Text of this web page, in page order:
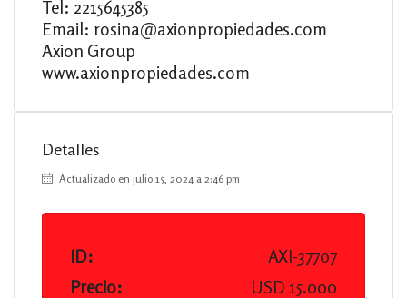
Tel: 2215645385
Email: rosina@axionpropiedades.com
Axion Group
www.axionpropiedades.com
Detalles
Actualizado en julio 15, 2024 a 2:46 pm
ID:
AXI-37707
Precio:
USD 15.000